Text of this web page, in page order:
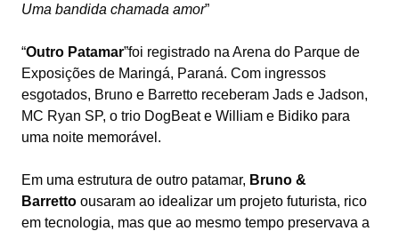
Uma bandida chamada amor”
“Outro Patamar”foi registrado na Arena do Parque de
Exposições de Maringá, Paraná. Com ingressos
esgotados, Bruno e Barretto receberam Jads e Jadson,
MC Ryan SP, o trio DogBeate William e Bidiko para
uma noite memorável.
Em uma estrutura de outro patamar, Bruno &
Barretto ousaram ao idealizar um projeto futurista, rico
em tecnologia, mas que ao mesmo tempo preservava a